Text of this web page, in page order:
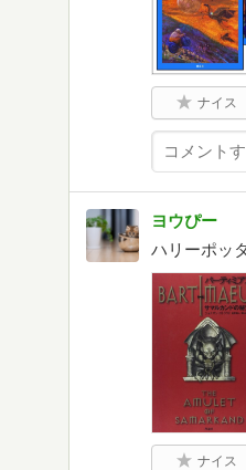
ナイス
ヨウぴー
ハリーポッ
ナイス